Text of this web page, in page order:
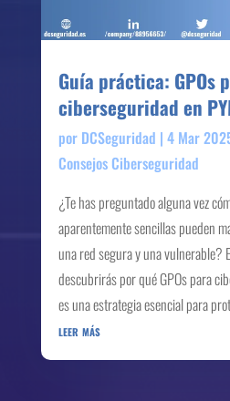
Guía práctica: GPOs
ciberseguridad en
por DCSeguridad | 4 Mar
Consejos Ciberseguridad
¿Te has preguntado alguna vez
aparentemente sencillas pueden
una red segura y una vulnerable?
descubrirás por qué GPOs para
es una estrategia esencial para
leer más